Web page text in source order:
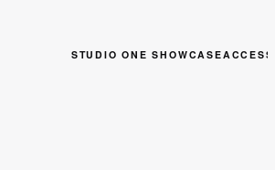
STUDIO ONE SHOWCASE